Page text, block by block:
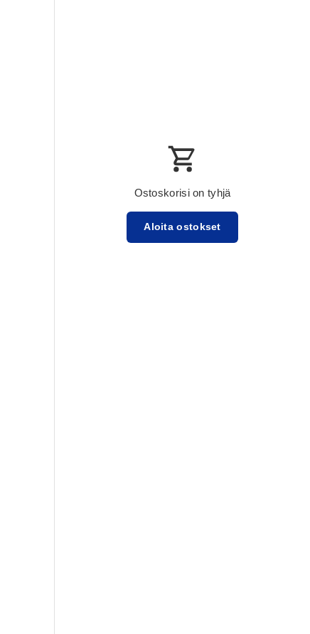
Ostoskorisi on tyhjä
Aloita ostokset